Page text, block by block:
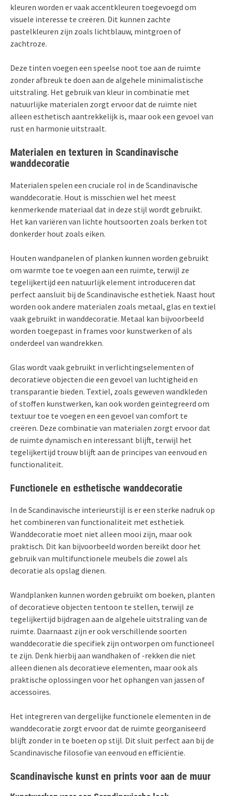
kleuren worden er vaak accentkleuren toegevoegd om
visuele interesse te creëren. Dit kunnen zachte
pastelkleuren zijn zoals lichtblauw, mintgroen of
zachtroze.
Deze tinten voegen een speelse noot toe aan de ruimte
zonder afbreuk te doen aan de algehele minimalistische
uitstraling. Het gebruik van kleur in combinatie met
natuurlijke materialen zorgt ervoor dat de ruimte niet
alleen esthetisch aantrekkelijk is, maar ook een gevoel van
rust en harmonie uitstraalt.
Materialen en texturen in Scandinavische
wanddecoratie
Materialen spelen een cruciale rol in de Scandinavische
wanddecoratie. Hout is misschien wel het meest
kenmerkende materiaal dat in deze stijl wordt gebruikt.
Het kan variëren van lichte houtsoorten zoals berken tot
donkerder hout zoals eiken.
Houten wandpanelen of planken kunnen worden gebruikt
om warmte toe te voegen aan een ruimte, terwijl ze
tegelijkertijd een natuurlijk element introduceren dat
perfect aansluit bij de Scandinavische esthetiek. Naast hout
worden ook andere materialen zoals metaal, glas en textiel
vaak gebruikt in wanddecoratie. Metaal kan bijvoorbeeld
worden toegepast in frames voor kunstwerken of als
onderdeel van wandrekken.
Glas wordt vaak gebruikt in verlichtingselementen of
decoratieve objecten die een gevoel van luchtigheid en
transparantie bieden. Textiel, zoals geweven wandkleden
of stoffen kunstwerken, kan ook worden geïntegreerd om
textuur toe te voegen en een gevoel van comfort te
creëren. Deze combinatie van materialen zorgt ervoor dat
de ruimte dynamisch en interessant blijft, terwijl het
tegelijkertijd trouw blijft aan de principes van eenvoud en
functionaliteit.
Functionele en esthetische wanddecoratie
In de Scandinavische interieurstijl is er een sterke nadruk op
het combineren van functionaliteit met esthetiek.
Wanddecoratie moet niet alleen mooi zijn, maar ook
praktisch. Dit kan bijvoorbeeld worden bereikt door het
gebruik van multifunctionele meubels die zowel als
decoratie als opslag dienen.
Wandplanken kunnen worden gebruikt om boeken, planten
of decoratieve objecten tentoon te stellen, terwijl ze
tegelijkertijd bijdragen aan de algehele uitstraling van de
ruimte. Daarnaast zijn er ook verschillende soorten
wanddecoratie die specifiek zijn ontworpen om functioneel
te zijn. Denk hierbij aan wandhaken of -rekken die niet
alleen dienen als decoratieve elementen, maar ook als
praktische oplossingen voor het ophangen van jassen of
accessoires.
Het integreren van dergelijke functionele elementen in de
wanddecoratie zorgt ervoor dat de ruimte georganiseerd
blijft zonder in te boeten op stijl. Dit sluit perfect aan bij de
Scandinavische filosofie van eenvoud en efficiëntie.
Scandinavische kunst en prints voor aan de muur